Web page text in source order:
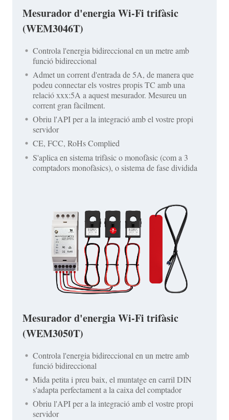
Mesurador d'energia Wi-Fi trifàsic
(WEM3046T)
Controla l'energia bidireccional en un metre amb
funció bidireccional
Admet un corrent d'entrada de 5A, de manera que
podeu connectar els vostres propis TC amb una
relació xxx:5A a aquest mesurador. Mesureu un
corrent gran fàcilment.
Obriu l'API per a la integració amb el vostre propi
servidor
CE, FCC, RoHs Complied
S'aplica en sistema trifàsic o monofàsic (com a 3
comptadors monofàsics), o sistema de fase dividida
Mesurador d'energia Wi-Fi trifàsic
(WEM3050T)
Controla l'energia bidireccional en un metre amb
funció bidireccional
Mida petita i preu baix, el muntatge en carril DIN
s'adapta perfectament a la caixa del comptador
Obriu l'API per a la integració amb el vostre propi
servidor